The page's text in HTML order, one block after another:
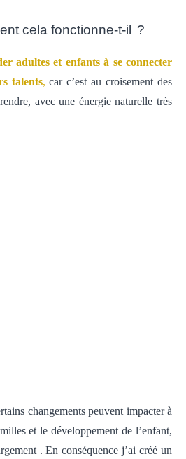
cela fonctionne-t-il ?
adultes et enfants à se connecter
talents, car c’est au croisement des
avec une énergie naturelle très
changements peuvent impacter à
et le développement de l’enfant,
. En conséquence j’ai créé un